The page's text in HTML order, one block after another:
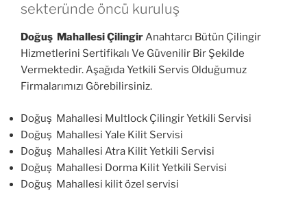
sekteründe öncü kuruluş
Doğuş Mahallesi ÇilingirAnahtarcı Bütün Çilingir
Hizmetlerini Sertifikalı Ve Güvenilir Bir Şekilde
Vermektedir. Aşağıda Yetkili Servis Olduğumuz
Firmalarımızı Görebilirsiniz.
Doğuş Mahallesi Multlock Çilingir Yetkili Servisi
Doğuş Mahallesi Yale Kilit Servisi
Doğuş Mahallesi Atra Kilit Yetkili Servisi
Doğuş Mahallesi Dorma Kilit Yetkili Servisi
Doğuş Mahallesi kilit özel servisi